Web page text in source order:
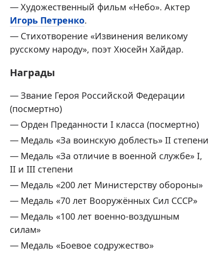
Художественный фильм «Небо». Актер
Игорь Петренко.
Стихотворение «Извинения великому
русскому народу», поэт Хюсейн Хайдар.
Награды
Звание Героя Российской Федерации
(посмертно)
Орден Преданности I класса (посмертно)
Медаль «За воинскую доблесть» II степени
Медаль «За отличие в военной службе» I,
II и III степени
Медаль «200 лет Министерству обороны»
Медаль «70 лет Вооружённых Сил СССР»
Медаль «100 лет военно-воздушным
силам»
Медаль «Боевое содружество»